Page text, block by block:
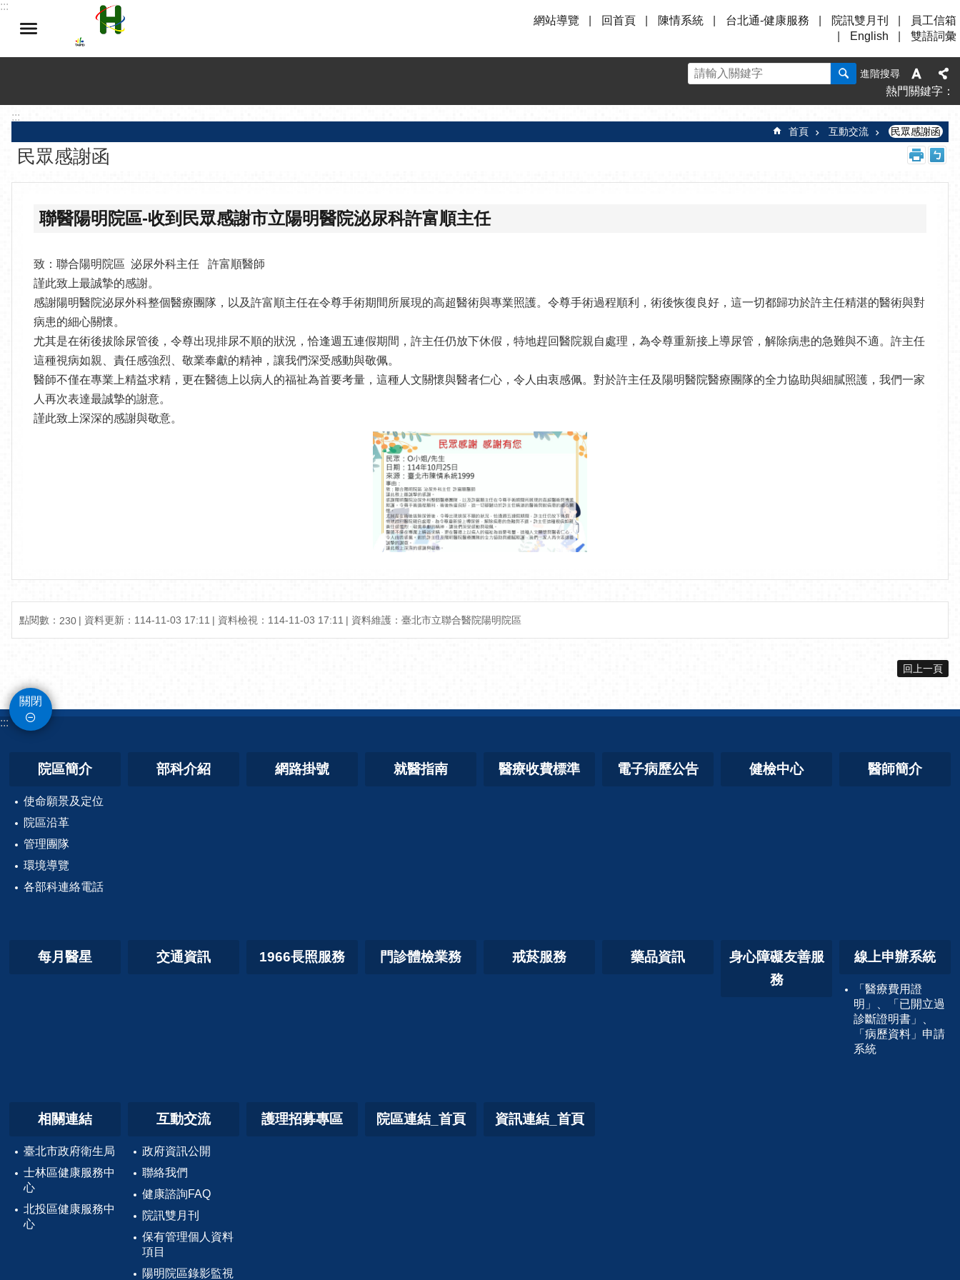
跳到主要內容區塊
:::
網站導覽
回首頁 陳情系統 台北通-健康服務 院訊雙月刊
員工信箱
English
雙語詞彙
進階搜尋
熱門關鍵字
:::
首頁 互動交流 民眾感謝函
民眾感謝函
聯醫陽明院區-收到民眾感謝市立陽明醫院泌尿科許富順主任
致：聯合陽明院區 泌尿外科主任 許富順醫師
謹此致上最誠摯的感謝。
感謝陽明醫院泌尿外科整個醫療團隊，以及許富順主任在令尊手術期間所展現的高超醫術與專業照護。令尊手術過程順利，術後恢復良好，這一切都歸功於許主任精湛的醫術與對
病患的細心關懷。
尤其是在術後拔除尿管後，令尊出現排尿不順的狀況，恰逢週五連假期間，許主任仍放下休假，特地趕回醫院親自處理，為令尊重新接上導尿管，解除病患的急難與不適。許主任
這種視病如親、責任感強烈、敬業奉獻的精神，讓我們深受感動與敬佩。
醫師不僅在專業上精益求精，更在醫德上以病人的福祉為首要考量，這種人文關懷與醫者仁心，令人由衷感佩。對於許主任及陽明醫院醫療團隊的全力協助與細膩照護，我們一家
人再次表達最誠摯的謝意。
謹此致上深深的感謝與敬意。
點閱數： 230 資料更新：114-11-03 17:11 資料檢視：114-11-03 17:11 資料維護：臺北市立聯合醫院陽明院區
回上一頁
關閉
:::
院區簡介
使命願景及定位
院區沿革
管理團隊
環境導覽
各部科連絡電話
部科介紹 網路掛號 就醫指南 醫療收費標準 電子病歷公告 健檢中心 醫師簡介
每月醫星 交通資訊 1966長照服務 門診體檢業務 戒菸服務 藥品資訊
身心障礙友善服
務
線上申辦系統
「醫療費用證
明」、「已開立過
診斷證明書」、
「病歷資料」申請
系統
相關連結
臺北市政府衛生局
士林區健康服務中
心
北投區健康服務中
心
互動交流
政府資訊公開
聯絡我們
健康諮詢FAQ
院訊雙月刊
保有管理個人資料
項目
陽明院區錄影監視
護理招募專區 院區連結_首頁 資訊連結_首頁